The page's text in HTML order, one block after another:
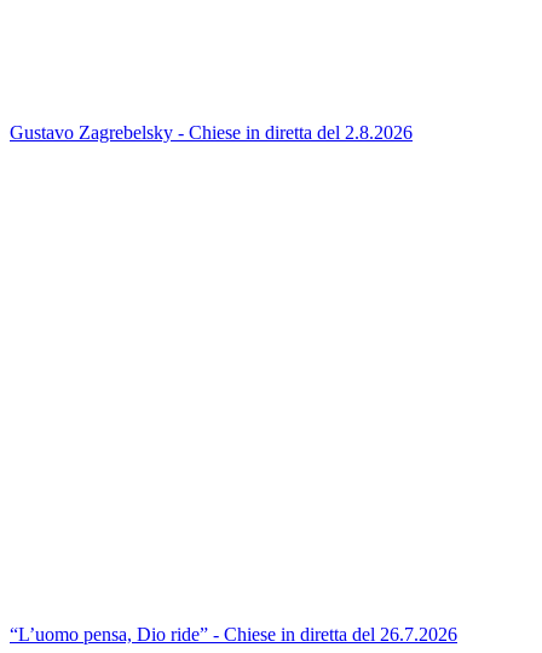
Gustavo Zagrebelsky - Chiese in diretta del 2.8.2026
“L’uomo pensa, Dio ride” - Chiese in diretta del 26.7.2026